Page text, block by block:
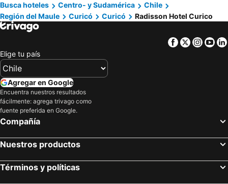
Busca hoteles
Centro- y Sudamérica
Chile
Región del Maule
Curicó Curicó Radisson Hotel Curico
Facebook
Twitter
Elige tu país
Agregar en Google
Encuentra nuestros resultados
fácilmente: agrega trivago como
fuente preferida en Google.
Compañía
Nuestros productos
Términos y políticas